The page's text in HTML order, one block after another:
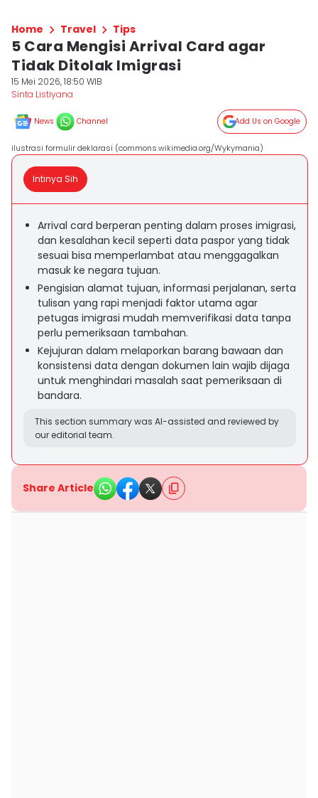
Home Travel Tips
5 Cara Mengisi Arrival Card agar
Tidak Ditolak Imigrasi
15 Mei 2026, 18:50 WIB
Sinta Listiyana
News Channel Add Us on Google
ilustrasi formulir deklarasi (commons.wikimedia.org/Wykymania)
Intinya Sih
Arrival card berperan penting dalam proses imigrasi,
dan kesalahan kecil seperti data paspor yang tidak
sesuai bisa memperlambat atau menggagalkan
masuk ke negara tujuan.
Pengisian alamat tujuan, informasi perjalanan, serta
tulisan yang rapi menjadi faktor utama agar
petugas imigrasi mudah memverifikasi data tanpa
perlu pemeriksaan tambahan.
Kejujuran dalam melaporkan barang bawaan dan
konsistensi data dengan dokumen lain wajib dijaga
untuk menghindari masalah saat pemeriksaan di
bandara.
This section summary was AI-assisted and reviewed by
our editorial team.
Share Article